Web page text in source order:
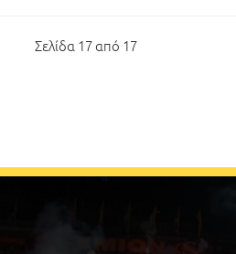
Σελίδα 17 από 17